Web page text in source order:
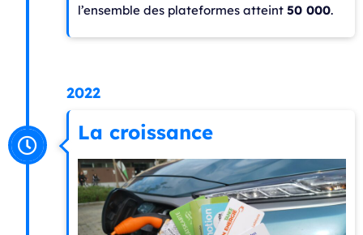
l’ensemble des plateformes atteint50 000.
2022
La croissance